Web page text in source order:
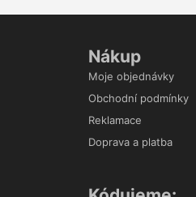
Nákup
Moje objednávky
Obchodní podmínky
Reklamace
Doprava a platba